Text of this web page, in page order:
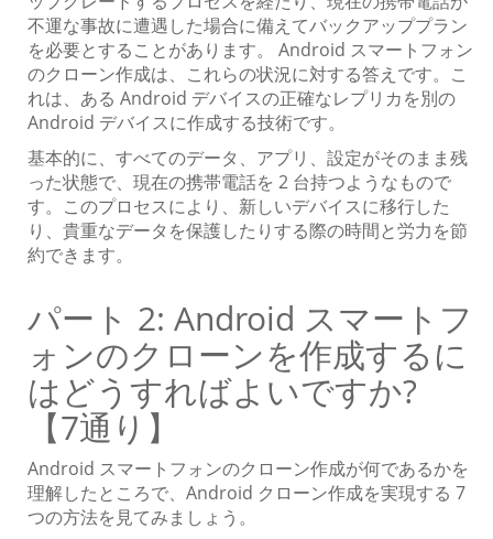
不運な事故に遭遇した場合に備えてバックアッププラン
を必要とすることがあります。 Android スマートフォン
のクローン作成は、これらの状況に対する答えです。こ
れは、ある Android デバイスの正確なレプリカを別の
Android デバイスに作成する技術です。
基本的に、すべてのデータ、アプリ、設定がそのまま残
った状態で、現在の携帯電話を 2 台持つようなもので
す。このプロセスにより、新しいデバイスに移行した
り、貴重なデータを保護したりする際の時間と労力を節
約できます。
パート 2: Android スマートフ
ォンのクローンを作成するに
はどうすればよいですか?
【7通り】
Android スマートフォンのクローン作成が何であるかを
理解したところで、Android クローン作成を実現する 7
つの方法を見てみましょう。